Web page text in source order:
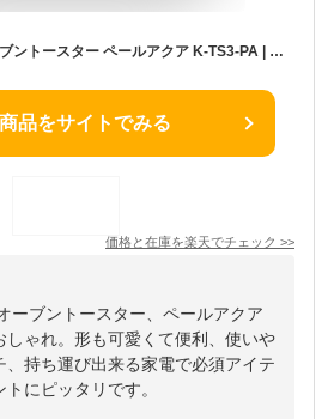
Toffy 遠赤ヒーターオーブントースター ペールアクア K-TS3-PA | 0563021 キッチン家電 生活用品 家電 オーブン トースター 調理器具 ペールアクア 遠赤外線 便利 使いやすい 万能 マルチ 持ち運び ギフト おしゃれ イベント ノベルティ 人気
品をサイトでみる
価格と在庫を楽天でチェック >>
ーブントースター、ペールアクア
しゃれ。形も可愛くて便利、使いや
、持ち運び出来る家電で必須アイテ
にピッタリです。